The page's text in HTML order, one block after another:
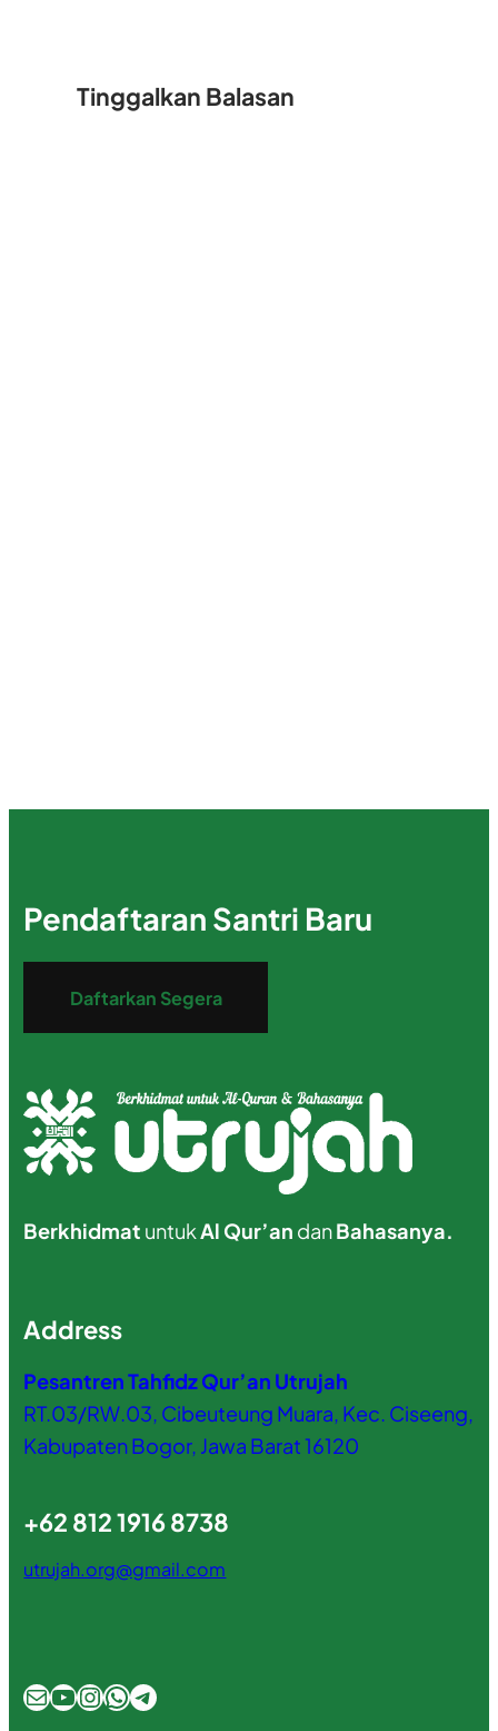
Tinggalkan Balasan
Pendaftaran Santri Baru
Daftarkan Segera
Berkhidmat untukAl Qur’an danBahasanya.
Address
Pesantren Tahfidz Qur’an Utrujah
RT.03/RW.03, Cibeuteung Muara, Kec. Ciseeng,
Kabupaten Bogor, Jawa Barat 16120
+62 812 1916 8738
utrujah.org@gmail.com
Mail YouTube InstagramWhatsApp Telegram